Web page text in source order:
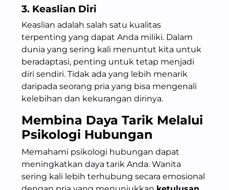
3. Keaslian Diri
Keaslian adalah salah satu kualitas
terpenting yang dapat Anda miliki. Dalam
dunia yang sering kali menuntut kita untuk
beradaptasi, penting untuk tetap menjadi
diri sendiri. Tidak ada yang lebih menarik
daripada seorang pria yang bisa mengenali
kelebihan dan kekurangan dirinya.
Membina Daya Tarik Melalui
Psikologi Hubungan
Memahami psikologi hubungan dapat
meningkatkan daya tarik Anda. Wanita
sering kali lebih terhubung secara emosional